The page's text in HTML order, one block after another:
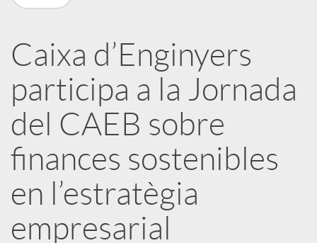
r
x
e
s
Caixa d’Enginyers
participa a la Jornada
del CAEB sobre
finances sostenibles
en l’estratègia
empresarial